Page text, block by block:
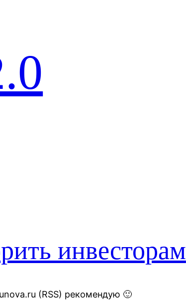
инвесторам
(RSS) рекомендую 🙂